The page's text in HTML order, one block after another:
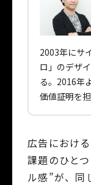
2003年にサ
ロ」のデザ
る。2016年
価値証明を
広告におけ
課題のひと
ル感”が、同